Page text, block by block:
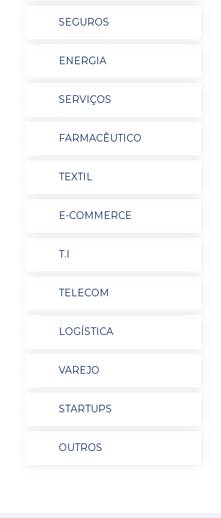
SEGUROS
ENERGIA
SERVIÇOS
FARMACÊUTICO
TEXTIL
E-COMMERCE
T.I
TELECOM
LOGÍSTICA
VAREJO
STARTUPS
OUTROS